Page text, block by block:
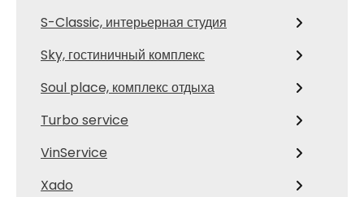
S-Classic, интерьерная студия
Sky, гостиничный комплекс
Soul place, комплекс отдыха
Turbo service
VinService
Xado